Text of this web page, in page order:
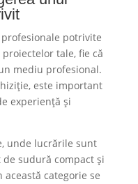
potrivite
tale, fie că
mediu profesional.
este important
experiență și
unde lucrările sunt
sudură compact și
categorie se